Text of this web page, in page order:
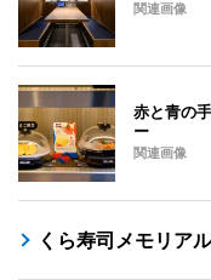
関連画像
赤と青の
ー
関連画像
くら寿司メモリア